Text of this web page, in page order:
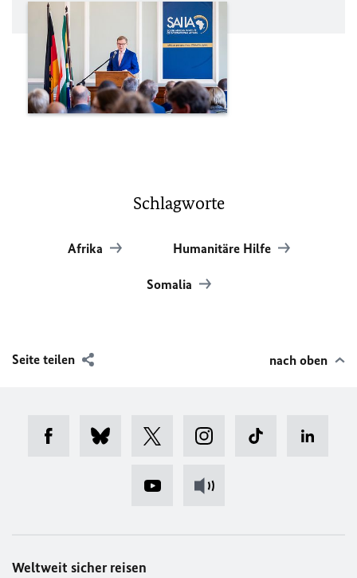
Schlagworte
Afrika Humanitäre Hilfe
Somalia
Seite teilen nach oben
Weltweit sicher reisen